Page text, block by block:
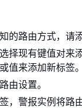
的路由方式，请
择现有键值对来
值来添加新标签。
由设置。
，警报实例将路